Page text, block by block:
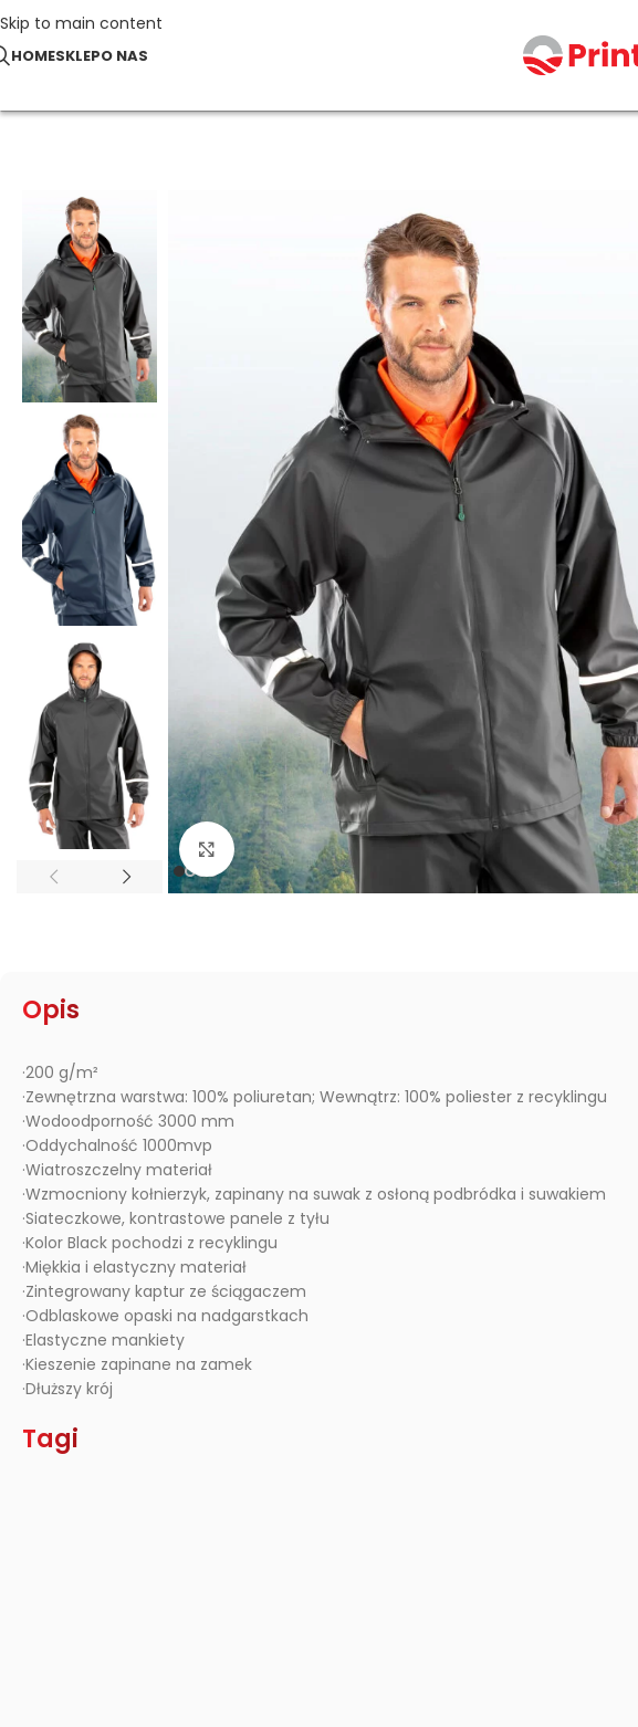
Skip to main content
HOMESKLEPO NAS
Kliknij, aby powiększyć
Opis
·200 g/m²
·Zewnętrzna warstwa: 100% poliuretan; Wewnątrz: 100% poliester z recyklingu
·Wodoodporność 3000 mm
·Oddychalność 1000mvp
·Wiatroszczelny materiał
·Wzmocniony kołnierzyk, zapinany na suwak z osłoną podbródka i suwakiem
·Siateczkowe, kontrastowe panele z tyłu
·Kolor Black pochodzi z recyklingu
·Miękkia i elastyczny materiał
·Zintegrowany kaptur ze ściągaczem
·Odblaskowe opaski na nadgarstkach
·Elastyczne mankiety
·Kieszenie zapinane na zamek
·Dłuższy krój
Tagi